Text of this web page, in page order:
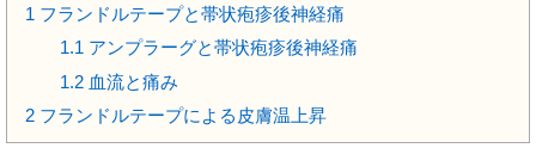
1 フランドルテープと帯状疱疹後神経痛
1.1 アンプラーグと帯状疱疹後神経痛
1.2血流と痛み
2 フランドルテープによる皮膚温上昇